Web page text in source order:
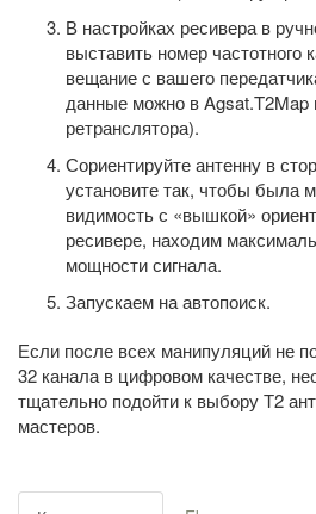
В настройках ресивера в
выставить номер частотного
вещание с вашего
данные можно в Agsat.T2Map
ретранслятора).
Сориентируйте антенну в
установите так, чтобы была
видимость с «вышкой»
ресивере, находим
мощности сигнала.
Запускаем на автопоиск.
Если после всех манипуляций не
32 канала в цифровом качестве,
тщательно подойти к выбору Т2
мастеров.